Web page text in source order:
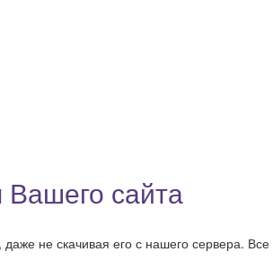
сайта
не скачивая его с нашего сервера.